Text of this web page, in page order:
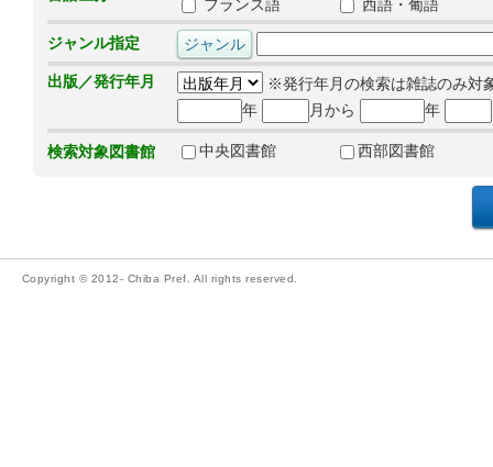
フランス語
西語・葡語
ジャンル指定
出版／発行年月
※発行年月の検索は雑誌のみ対
年
月から 年
検索対象図書館 中央図書館 西部図書館
Copyright © 2012- Chiba Pref. All rights reserved.